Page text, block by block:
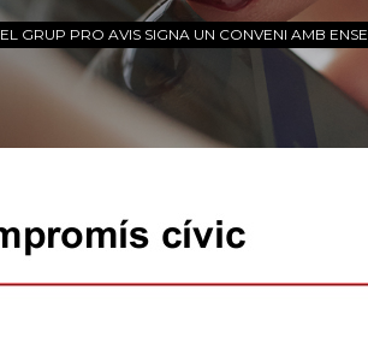
EL GRUP PRO AVIS SIGNA UN CONVENI AMB